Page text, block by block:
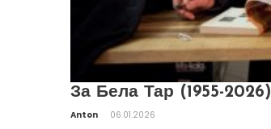
За Бела Тар (1955-2026)
Anton 06.01.2026